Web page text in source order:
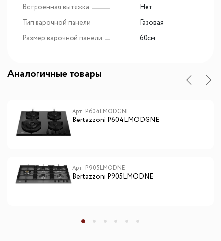
Встроенная вытяжка
Нет
Тип варочной панели
Газовая
Размер варочной панели
60см
Аналогичные товары
Арт: P604LMODGNE
Bertazzoni P604LMODGNE
Арт: P905LMODNE
Bertazzoni P905LMODNE